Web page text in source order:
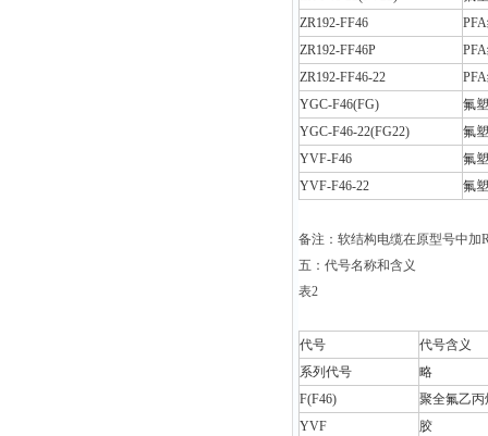
ZR192-FF46
ZR192-FF46P
ZR192-FF46-22
YGC-F46(FG)
氟
YGC-F46-22(FG22)
氟
YVF-F46
氟
YVF-F46-22
氟
备注：软结构电缆在原型号中加
五：代号名称和含义
表2
代号
代号含义
系列代号
略
F(F46)
聚全氟乙丙
YVF
胶